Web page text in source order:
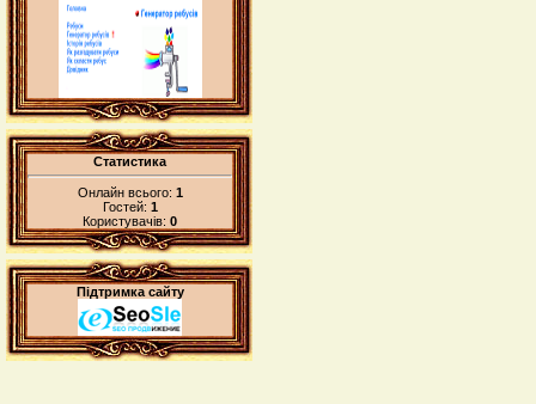
Статистика
Онлайн всього: 1
Гостей: 1
Користувачів: 0
Підтримка сайту